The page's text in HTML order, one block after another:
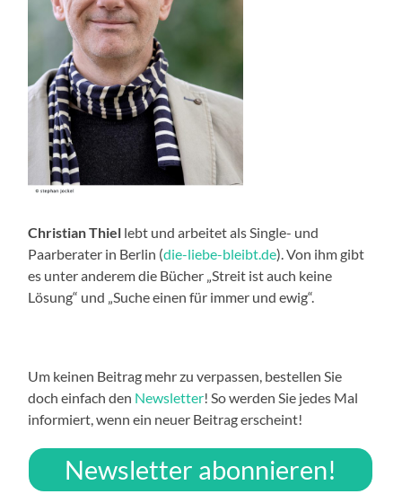
Christian Thiel lebt und arbeitet als Single- und
Paarberater in Berlin (die-liebe-bleibt.de). Von ihm gibt
es unter anderem die Bücher „Streit ist auch keine
Lösung“ und „Suche einen für immer und ewig“.
Um keinen Beitrag mehr zu verpassen, bestellen Sie
doch einfach den Newsletter! So werden Sie jedes Mal
informiert, wenn ein neuer Beitrag erscheint!
Newsletter abonnieren!